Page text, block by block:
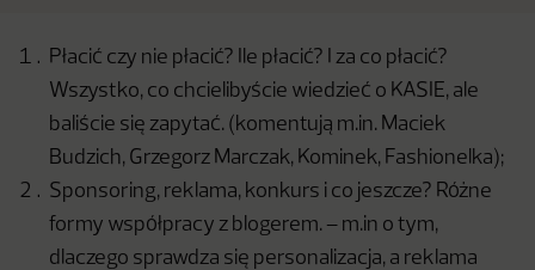
Płacić czy nie płacić? Ile płacić? I za co płacić?
Wszystko, co chcielibyście wiedzieć o KASIE, ale
baliście się zapytać. (komentują m.in. Maciek
Budzich, Grzegorz Marczak, Kominek, Fashionelka);
Sponsoring, reklama, konkurs i co jeszcze? Różne
formy współpracy z blogerem. – m.in o tym,
dlaczego sprawdza się personalizacja, a reklama